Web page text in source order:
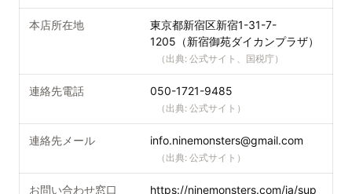
本店所在地
東京都新宿区新宿1-31-7-
1205（新宿御苑ダイカンプラザ）
（出典: 公式サイト、国税庁）
連絡先電話 050-1721-9485
（出典: 公式サイト ）
連絡先メール info.ninemonsters@gmail.com
（出典: 公式サイト ）
お問い合わせ窓口
https://ninemonsters.com/ja/sup